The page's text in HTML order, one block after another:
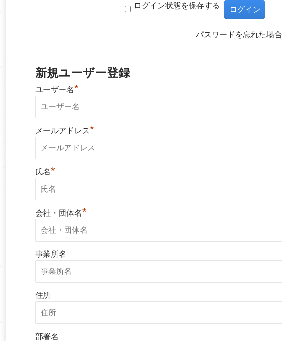
ログイン状態を保存する
パスワードを忘れた場合
新規ユーザー登録
ユーザー名*
メールアドレス*
氏名*
会社・団体名*
事業所名
住所
部署名